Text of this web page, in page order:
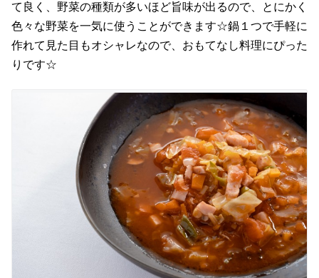
て良く、野菜の種類が多いほど旨味が出るので、とにかく
色々な野菜を一気に使うことができます☆鍋１つで手軽に
作れて見た目もオシャレなので、おもてなし料理にぴった
りです☆